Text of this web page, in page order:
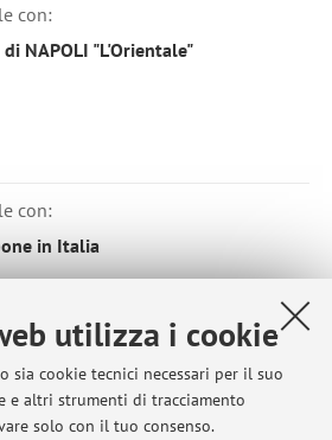
utilizza i cookie
sia cookie tecnici necessari per il suo
e altri strumenti di tracciamento
solo con il tuo consenso.
con:
NAPOLI "L'Orientale"
con:
in Italia